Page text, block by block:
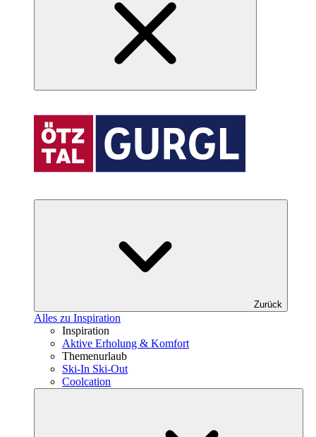
Zurück
Alles zu Inspiration
Inspiration
Aktive Erholung & Komfort
Themenurlaub
Ski-In Ski-Out
Coolcation